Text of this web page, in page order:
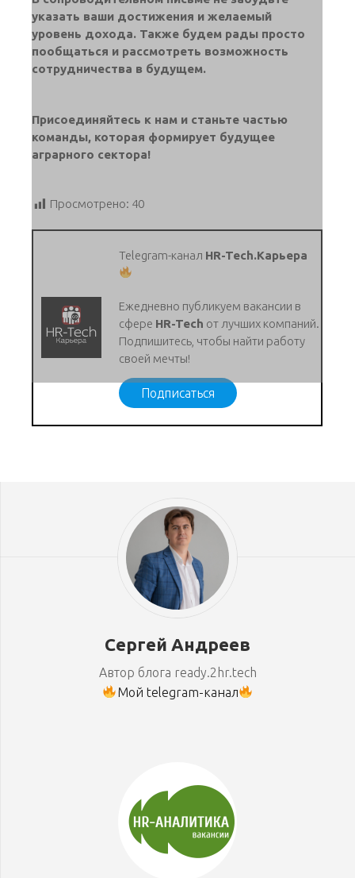
указать ваши достижения и желаемый
уровень дохода. Также будем рады просто
пообщаться и рассмотреть возможность
сотрудничества в будущем.
Присоединяйтесь к нам и станьте частью
команды, которая формирует будущее
аграрного сектора!
Просмотрено: 40
Telegram-канал HR-Tech.Карьера
Ежедневно публикуем вакансии в
сфере HR-Tech от лучших компаний.
Подпишитесь, чтобы найти работу
своей мечты!
Подписаться
Сергей Андреев
Автор блога ready.2hr.tech
Мой telegram-канал